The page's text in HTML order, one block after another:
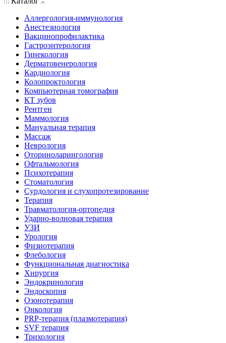
Аллергология-иммунология
Анестезиология
Вакцинопрофилактика
Гастроэнтерология
Гинекология
Дерматовенерология
Кардиология
Колопроктология
Компьютерная томография
КТ зубов
Рентген
Маммология
Мануальная терапия
Массаж
Неврология
Оториноларингология
Офтальмология
Психотерапия
Стоматология
Сурдология и слухопротезирование
Терапия
Травматология-ортопедия
Ударно-волновая терапия
УЗИ
Урология
Физиотерапия
Флебология
Функциональная диагностика
Хирургия
Эндокринология
Эндоскопия
Озонотерапия
Онкология
PRP-терапия (плазмотерапия)
SVF терапия
Трихология